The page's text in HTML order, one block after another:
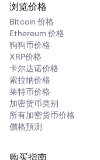
*这并不意味着您的资
服务商可能需要进行
延迟。
若充值因通过ACH而
需要10个工作日才能
若发现以下特征，请
• 划转未标注为“当
浏览价格
Bitcoin 价格
Ethereum 价格
狗狗币价格
XRP价格
卡尔达诺价格
索拉纳价格
莱特币价格
加密货币类别
所有加密货币价格
價格預測
购买指南